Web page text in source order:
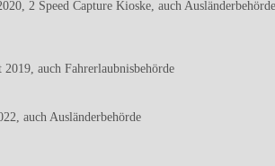
2 Speed Capture Kioske, auch Ausländerbehörde
2019, auch Fahrerlaubnisbehörde
auch Ausländerbehörde